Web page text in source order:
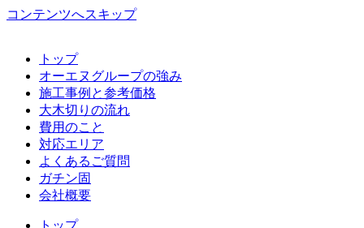
コンテンツへスキップ
トップ
オーエヌグループの強み
施工事例と参考価格
大木切りの流れ
費用のこと
対応エリア
よくあるご質問
ガチン固
会社概要
トップ